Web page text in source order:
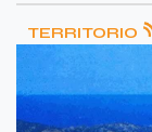
TERRITORIO